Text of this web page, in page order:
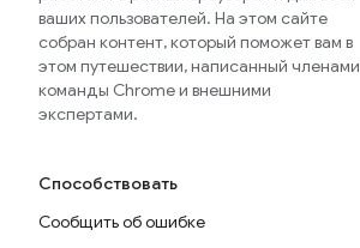
ваших пользователей. На этом сайте
собран контент, который поможет вам в
этом путешествии, написанный членами
команды Chrome и внешними
экспертами.
Способствовать
Сообщить об ошибке